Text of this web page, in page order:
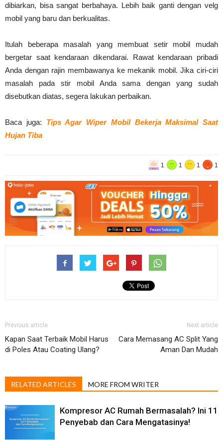
dibiarkan, bisa sangat berbahaya. Lebih baik ganti dengan velg
mobil yang baru dan berkualitas.
Itulah beberapa masalah yang membuat setir mobil mudah
bergetar saat kendaraan dikendarai. Rawat kendaraan pribadi
Anda dengan rajin membawanya ke mekanik mobil. Jika ciri-ciri
masalah pada stir mobil Anda sama dengan yang sudah
disebutkan diatas, segera lakukan perbaikan.
Baca juga: Tips Agar Wiper Mobil Bekerja Maksimal Saat
Hujan Tiba
1 1 1 1
Previous article
Kapan Saat Terbaik Mobil Harus
di Poles Atau Coating Ulang?
Next article
Cara Memasang AC Split Yang
Aman Dan Mudah
RELATED ARTICLES MORE FROM WRITER
Kompresor AC Rumah Bermasalah? Ini 11
Penyebab dan Cara Mengatasinya!